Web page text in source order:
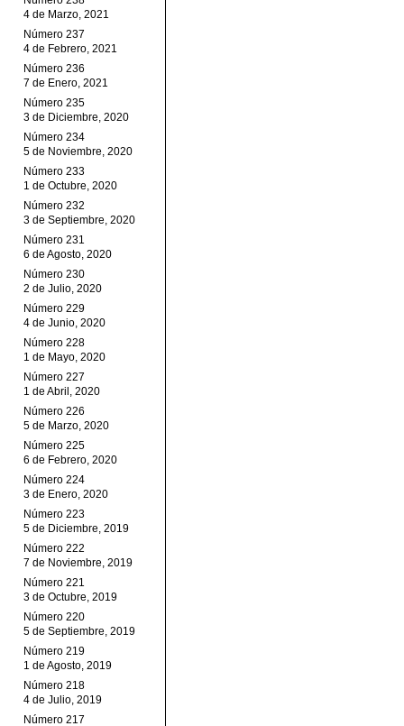
4 de Marzo, 2021
Número 237
4 de Febrero, 2021
Número 236
7 de Enero, 2021
Número 235
3 de Diciembre, 2020
Número 234
5 de Noviembre, 2020
Número 233
1 de Octubre, 2020
Número 232
3 de Septiembre, 2020
Número 231
6 de Agosto, 2020
Número 230
2 de Julio, 2020
Número 229
4 de Junio, 2020
Número 228
1 de Mayo, 2020
Número 227
1 de Abril, 2020
Número 226
5 de Marzo, 2020
Número 225
6 de Febrero, 2020
Número 224
3 de Enero, 2020
Número 223
5 de Diciembre, 2019
Número 222
7 de Noviembre, 2019
Número 221
3 de Octubre, 2019
Número 220
5 de Septiembre, 2019
Número 219
1 de Agosto, 2019
Número 218
4 de Julio, 2019
Número 217